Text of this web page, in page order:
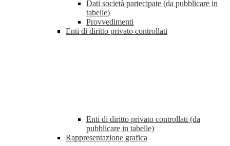
Dati società partecipate (da pubblicare in
tabelle)
Provvedimenti
Enti di diritto privato controllati
Enti di diritto privato controllati (da
pubblicare in tabelle)
Rappresentazione grafica